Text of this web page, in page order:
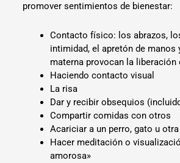
promover sentimientos de bienestar:
Contacto físico: los abrazos,
intimidad, el apretón de manos
materna provocan la liberación
Haciendo contacto visual
La risa
Dar y recibir obsequios
Compartir comidas con otros
Acariciar a un perro, gato u
Hacer meditación o
amorosa»